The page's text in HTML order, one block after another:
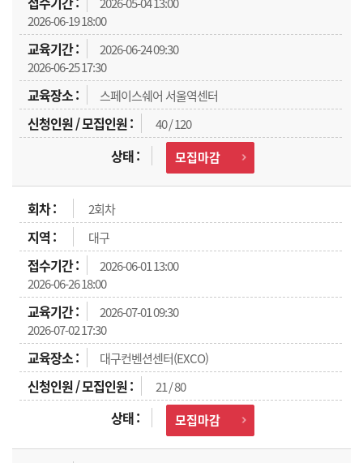
2026-06-19 18:00
2026-06-24 09:30
2026-06-25 17:30
스페이스쉐어 서울역센터
40 / 120
모집마감
2회차
대구
2026-06-01 13:00
2026-06-26 18:00
2026-07-01 09:30
2026-07-02 17:30
대구컨벤션센터(EXCO)
21 / 80
모집마감